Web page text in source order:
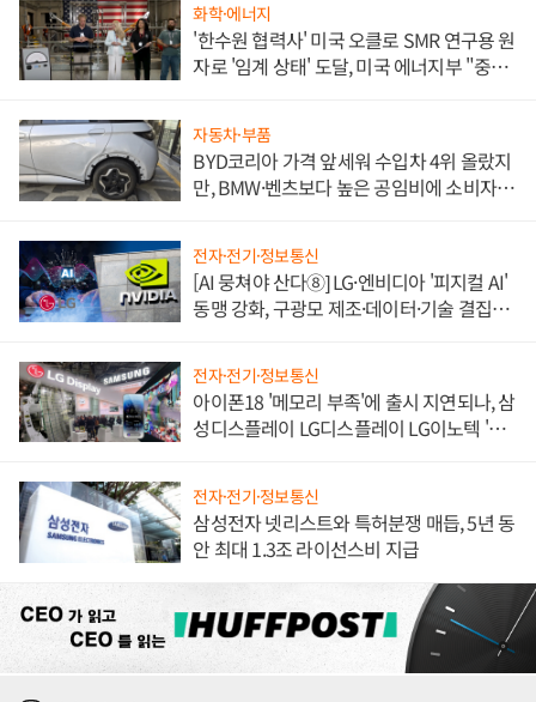
화학·에너지
'한수원 협력사' 미국 오클로 SMR 연구용 원
자로 '임계 상태' 도달, 미국 에너지부 "중요
자동차·부품
BYD코리아 가격 앞세워 수입차 4위 올랐지
만, BMW·벤츠보다 높은 공임비에 소비자
전자·전기·정보통신
[AI 뭉쳐야 산다⑧] LG·엔비디아 '피지컬 AI'
동맹 강화, 구광모 제조·데이터·기술 결집
전자·전기·정보통신
아이폰18 '메모리 부족'에 출시 지연되나, 삼
성디스플레이 LG디스플레이 LG이노텍 '탈
전자·전기·정보통신
삼성전자 넷리스트와 특허분쟁 매듭, 5년 동
안 최대 1.3조 라이선스비 지급